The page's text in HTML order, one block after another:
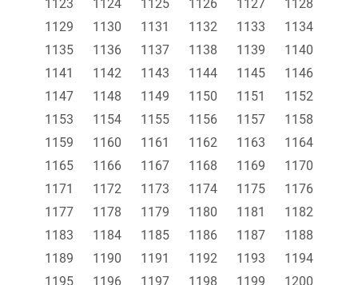
1123 1124 1125 1126 1127
1128
1129
1130 1131 1132 1133
1134
1135
1136 1137 1138 1139
1140
1141
1142 1143 1144 1145
1146
1147
1148 1149 1150 1151
1152
1153
1154 1155 1156 1157
1158
1159
1160 1161 1162 1163
1164
1165
1166 1167 1168 1169
1170
1171
1172 1173 1174 1175
1176
1177
1178 1179 1180 1181
1182
1183
1184 1185 1186 1187
1188
1189
1190 1191 1192 1193
1194
1195
1196 1197 1198 1199
1200